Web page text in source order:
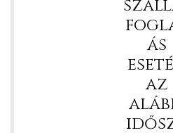
ás
az